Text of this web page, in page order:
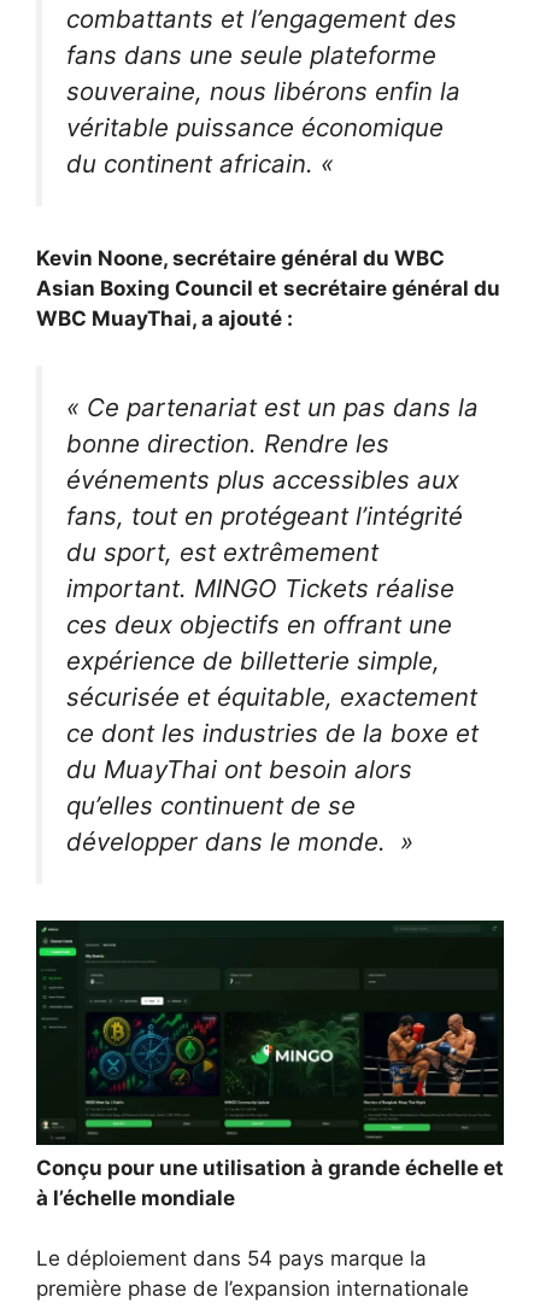
combattants et l’engagement des
fans dans une seule plateforme
souveraine, nous libérons enfin la
véritable puissance économique
du continent africain. «
Kevin Noone, secrétaire général du WBC
Asian Boxing Council et secrétaire général du
WBC MuayThai, a ajouté :
« Ce partenariat est un pas dans la
bonne direction. Rendre les
événements plus accessibles aux
fans, tout en protégeant l’intégrité
du sport, est extrêmement
important. MINGO Tickets réalise
ces deux objectifs en offrant une
expérience de billetterie simple,
sécurisée et équitable, exactement
ce dont les industries de la boxe et
du MuayThai ont besoin alors
qu’elles continuent de se
développer dans le monde. »
Conçu pour une utilisation à grande échelle et
à l’échelle mondiale
Le déploiement dans 54 pays marque la
première phase de l’expansion internationale